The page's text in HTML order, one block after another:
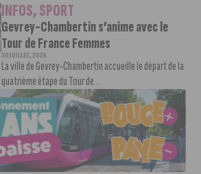
INFOS,SPORT
Gevrey-Chambertin s’anime avec le
Tour de France Femmes
30 JUILLET, 2026
La ville de Gevrey-Chambertin accueille le départ de la
quatrième étape du Tour de...